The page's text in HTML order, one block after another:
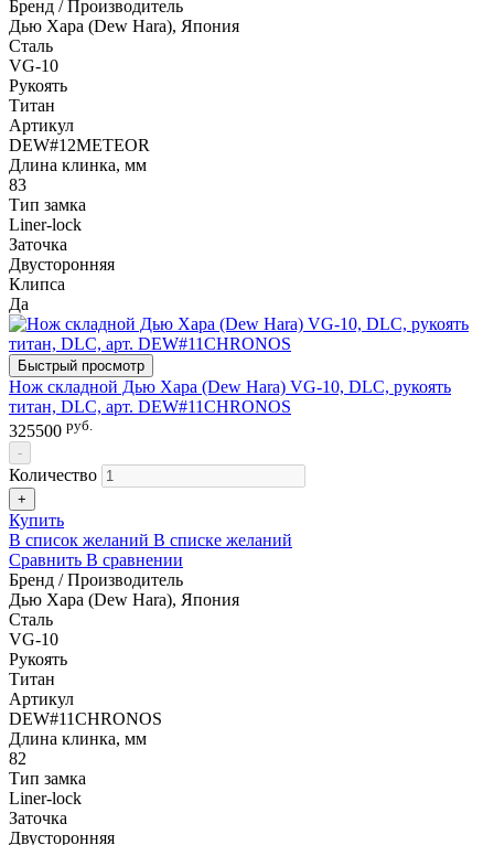
Бренд / Производитель
Дью Хара (Dew Hara), Япония
Сталь
VG-10
Рукоять
Титан
Артикул
DEW#12METEOR
Длина клинка, мм
83
Тип замка
Liner-lock
Заточка
Двусторонняя
Клипса
Да
Быстрый просмотр
Нож складной Дью Хара (Dew Hara) VG-10, DLC, рукоять
титан, DLC, арт. DEW#11CHRONOS
325500 руб.
-
Количество
+
Купить
В список желаний В списке желаний
Сравнить В сравнении
Бренд / Производитель
Дью Хара (Dew Hara), Япония
Сталь
VG-10
Рукоять
Титан
Артикул
DEW#11CHRONOS
Длина клинка, мм
82
Тип замка
Liner-lock
Заточка
Двусторонняя